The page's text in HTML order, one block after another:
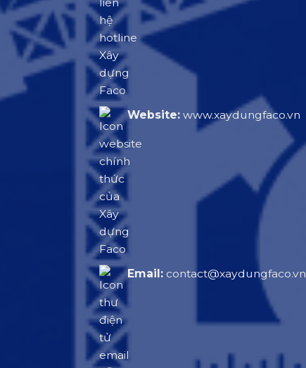
Website: www.xaydungfaco.vn
Email: contact@xaydungfaco.vn